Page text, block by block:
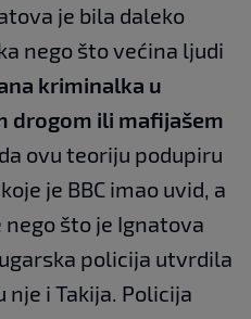
je bila daleko
nego što većina ljudi
kriminalka u
drogom ili mafijašem
ovu teoriju podupiru
je BBC imao uvid, a
što je Ignatova
policija utvrdila
nje i Takija. Policija